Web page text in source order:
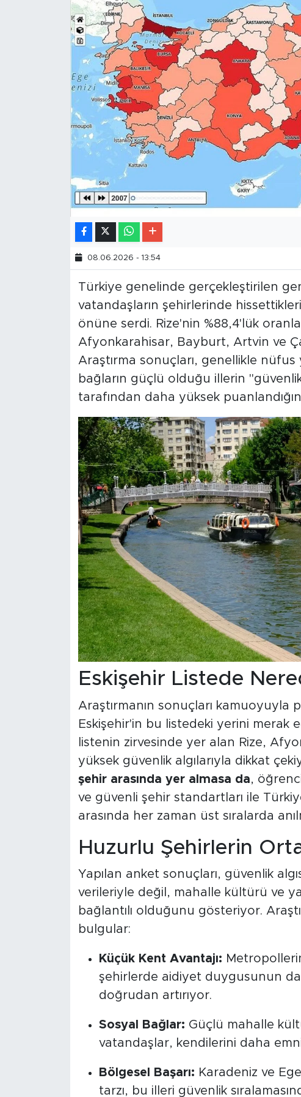
08.06.2026 - 13:54
Türkiye genelinde gerçekleştirilen
vatandaşların şehirlerinde
önüne serdi. Rize'nin %88,4'lük
Afyonkarahisar, Bayburt, Artvin ve
Araştırma sonuçları, genellikle
bağların güçlü olduğu illerin
tarafından daha yüksek
Eskişehir Listede
Araştırmanın sonuçları kamuoyuyla
Eskişehir'in bu listedeki yerini merak
listenin zirvesinde yer alan Rize,
yüksek güvenlik algılarıyla dikkat
şehir arasında yer almasa da,
ve güvenli şehir standartları ile
arasında her zaman üst sıralarda
Huzurlu Şehirlerin
Yapılan anket sonuçları, güvenlik
verileriyle değil, mahalle kültürü ve
bağlantılı olduğunu gösteriyor.
bulgular:
Küçük Kent Avantajı:
şehirlerde aidiyet duygusunun
doğrudan artırıyor.
Sosyal Bağlar: Güçlü mahalle
vatandaşlar, kendilerini daha
Bölgesel Başarı: Karadeniz ve
tarzı, bu illeri güvenlik